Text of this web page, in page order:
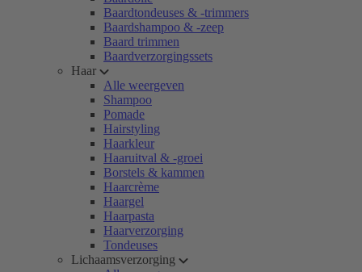
Baardtondeuses & -trimmers
Baardshampoo & -zeep
Baard trimmen
Baardverzorgingssets
Haar
Alle weergeven
Shampoo
Pomade
Hairstyling
Haarkleur
Haaruitval & -groei
Borstels & kammen
Haarcrème
Haargel
Haarpasta
Haarverzorging
Tondeuses
Lichaamsverzorging